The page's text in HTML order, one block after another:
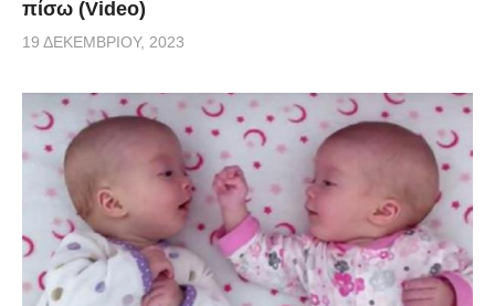
πίσω (Video)
19 ΔΕΚΕΜΒΡΊΟΥ, 2023